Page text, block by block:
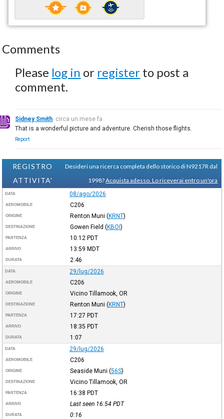
Comments
Please log in or register to post a
comment.
Sidney Smith circa un mese fa
That is a wonderful picture and adventure. Cherish those flights.
Report
REGISTRO
ATTIVITA'
Desideri una ricerca completa dello storico di N9217R dal
1998?Acquista adesso. Lo riceverai entro un'ora
DATA 08/ago/2026
AEROMOBILE C206
ORIGINE Renton Muni (KRNT)
DESTINAZIONE Gowen Field (KBOI)
PARTENZA 10:12 PDT
ARRIVO 13:59 MDT
DURATA 2:46
DATA 29/lug/2026
AEROMOBILE C206
ORIGINE Vicino Tillamook, OR
DESTINAZIONE Renton Muni (KRNT)
PARTENZA 17:27 PDT
ARRIVO 18:35 PDT
DURATA 1:07
DATA 29/lug/2026
AEROMOBILE C206
ORIGINE Seaside Muni (56S)
DESTINAZIONE Vicino Tillamook, OR
PARTENZA 16:38 PDT
ARRIVO Last seen 16:54 PDT
DURATA 0:16